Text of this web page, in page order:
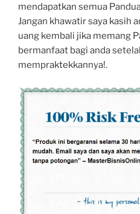
mendapatkan semua
Jangan khawatir saya kasih
uang kembali jika memang
bermanfaat bagi anda
mempraktekkannya!.